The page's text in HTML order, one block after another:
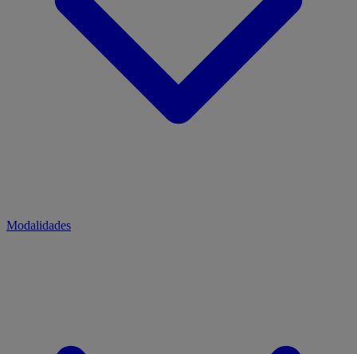
Modalidades